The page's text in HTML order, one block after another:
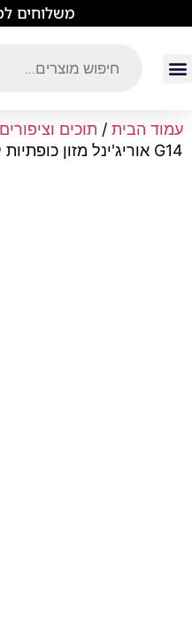
משלוחים
עמוד הבית / תוכים וציפורים
G14 אוריג'ינל מזון כופתיות לתוכי בינוני